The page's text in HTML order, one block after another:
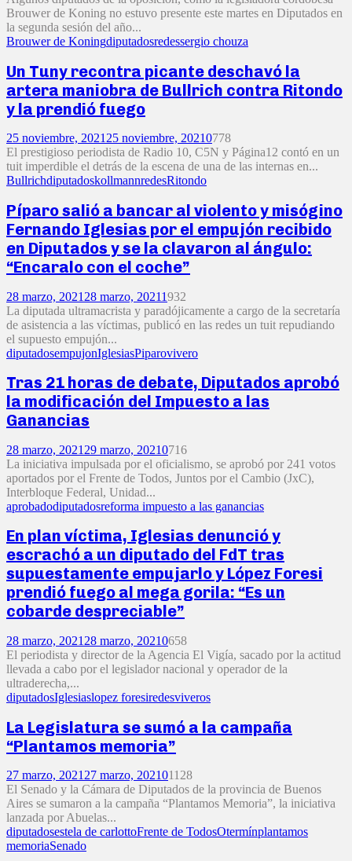
Brouwer de Koning no estuvo presente este martes en Diputados en
la segunda sesión del año...
Brouwer de Koningdiputadosredessergio chouza
Un Tuny recontra picante deschavó la
artera maniobra de Bullrich contra Ritondo
y la prendió fuego
25 noviembre, 202125 noviembre, 20210778
El prestigioso periodista de Radio 10, C5N y Página12 contó en un
tuit imperdible el detrás de la escena de una de las internas en...
BullrichdiputadoskollmannredesRitondo
Píparo salió a bancar al violento y misógino
Fernando Iglesias por el empujón recibido
en Diputados y se la clavaron al ángulo:
“Encaralo con el coche”
28 marzo, 2021 28 marzo, 20211932
La diputada ultramacrista y paradójicamente a cargo de la secretaría
de asistencia a las víctimas, publicó en las redes un tuit repudiando
el supuesto empujón...
diputadosempujonIglesiasPiparovivero
Tras 21 horas de debate, Diputados aprobó
la modificación del Impuesto a las
Ganancias
28 marzo, 2021 29 marzo, 20210716
La iniciativa impulsada por el oficialismo, se aprobó por 241 votos
aportados por el Frente de Todos, Juntos por el Cambio (JxC),
Interbloque Federal, Unidad...
aprobadodiputadosreforma impuesto a las ganancias
En plan víctima, Iglesias denunció y
escrachó a un diputado del FdT tras
supuestamente empujarlo y López Foresi
prendió fuego al mega gorila: “Es un
cobarde despreciable”
28 marzo, 2021 28 marzo, 20210658
El periodista y director de la Agencia El Vigía, sacado por la actitud
llevada a cabo por el legislador nacional y operador de la
ultraderecha,...
diputadosIglesiaslopez foresiredesviveros
La Legislatura se sumó a la campaña
“Plantamos memoria”
27 marzo, 2021 27 marzo, 202101128
El Senado y la Cámara de Diputados de la provincia de Buenos
Aires se sumaron a la campaña “Plantamos Memoria”, la iniciativa
lanzada por Abuelas...
diputadosestela de carlottoFrente de TodosOtermínplantamos
memoriaSenado